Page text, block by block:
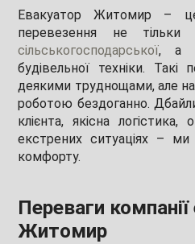
Евакуатор Житомир –
перевезення не
сільськогосподарської, а
будівельної техніки. Такі
деякими труднощами, але
роботою бездоганно.
клієнта, якісна
екстрених ситуаціях –
комфорту.
Переваги
Житомир